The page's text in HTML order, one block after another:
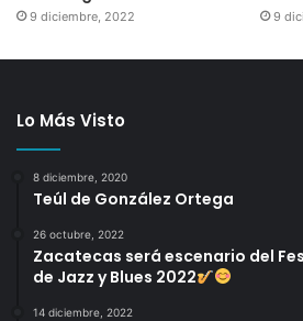
9 diciembre, 2022 9
Lo Más Visto
8 diciembre, 2020
Teúl de González Ortega
26 octubre, 2022
Zacatecas será escenario del
de Jazz y Blues 2022
14 diciembre, 2022